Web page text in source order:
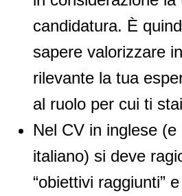
candidatura. È
sapere valorizzare
rilevante la tua
al ruolo per cui ti
Nel CV in inglese
italiano) si deve
“obiettivi raggiunti”